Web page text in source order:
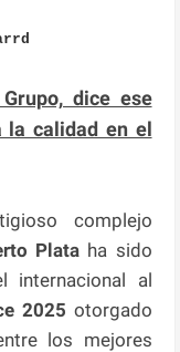
dice ese
la calidad en el
complejo
Plataha sido
internacional al
2025 otorgado
los mejores